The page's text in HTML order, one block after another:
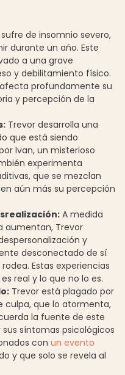
de insomnio severo,
durante un año. Este
a una grave
y debilitamiento físico.
profundamente su
y percepción de la
Trevor desarrolla una
que está siendo
Ivan, un misterioso
experimenta
que se mezclan
aún más su percepción
A medida
aumentan, Trevor
y
desconectado de sí
Estas experiencias
real y lo que no lo es.
Trevor está plagado por
culpa, que lo atormenta,
la fuente de este
síntomas psicológicos
con un evento
y que solo se revela al